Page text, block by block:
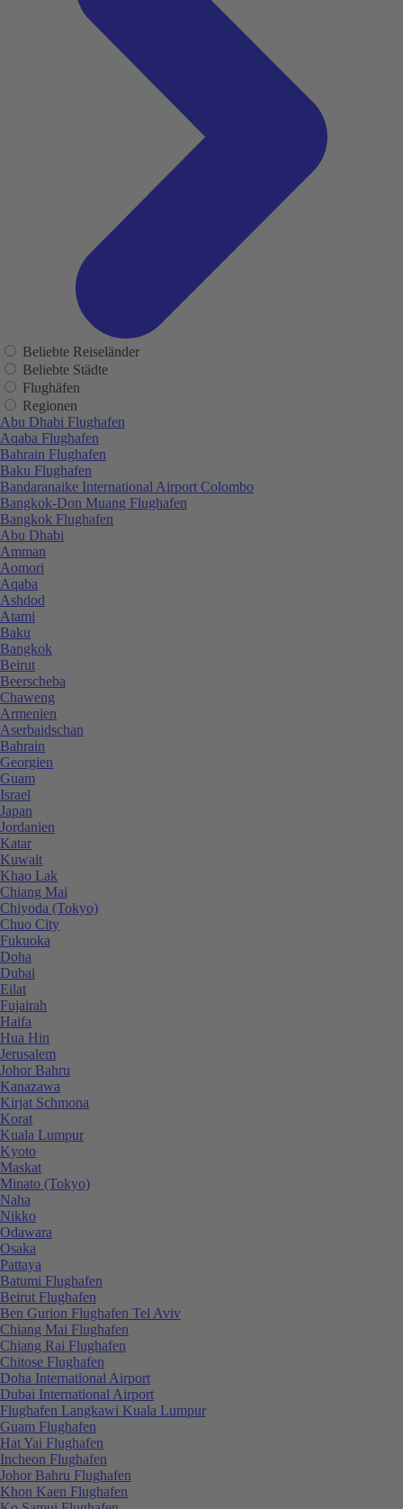
Beliebte Reiseländer
Beliebte Städte
Flughäfen
Regionen
Abu Dhabi Flughafen
Aqaba Flughafen
Bahrain Flughafen
Baku Flughafen
Bandaranaike International Airport Colombo
Bangkok-Don Muang Flughafen
Bangkok Flughafen
Abu Dhabi
Amman
Aomori
Aqaba
Ashdod
Atami
Baku
Bangkok
Beirut
Beerscheba
Chaweng
Armenien
Aserbaidschan
Bahrain
Georgien
Guam
Israel
Japan
Jordanien
Katar
Kuwait
Khao Lak
Chiang Mai
Chiyoda (Tokyo)
Chuo City
Fukuoka
Doha
Dubai
Eilat
Fujairah
Haifa
Hua Hin
Jerusalem
Johor Bahru
Kanazawa
Kirjat Schmona
Korat
Kuala Lumpur
Kyoto
Maskat
Minato (Tokyo)
Naha
Nikko
Odawara
Osaka
Pattaya
Batumi Flughafen
Beirut Flughafen
Ben Gurion Flughafen Tel Aviv
Chiang Mai Flughafen
Chiang Rai Flughafen
Chitose Flughafen
Doha International Airport
Dubai International Airport
Flughafen Langkawi Kuala Lumpur
Guam Flughafen
Hat Yai Flughafen
Incheon Flughafen
Johor Bahru Flughafen
Khon Kaen Flughafen